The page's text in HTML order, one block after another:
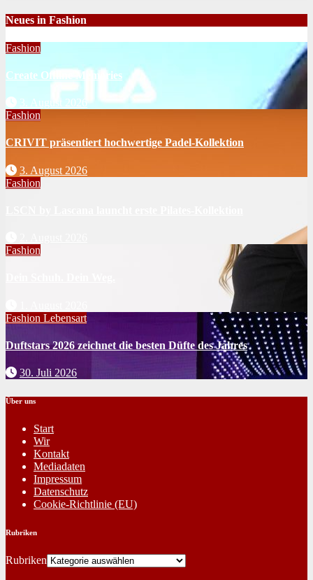
Neues in Fashion
Fashion
Create Offline Memories
3. August 2026
Fashion
CRIVIT präsentiert hochwertige Padel-Kollektion
3. August 2026
Fashion
Fashion
Fashion Lebensart
Duftstars 2026 zeichnet die besten Düfte des Jahres
30. Juli 2026
Über uns
Start
Wir
Kontakt
Mediadaten
Impressum
Datenschutz
Cookie-Richtlinie (EU)
Rubriken
Rubriken